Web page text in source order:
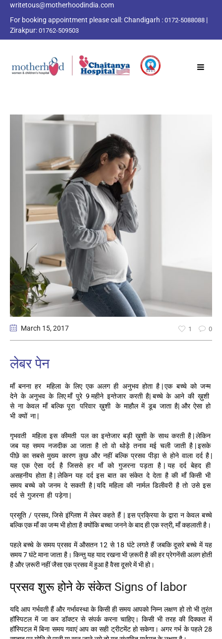
writetous@motherhoodindia.com
For booking appointment please call:Chandigarh : 0172-5088088 |
Zirakpur: 01762-509503
March 15, 2017 1 0
लेबर पेन
माँ बनना हर महिला के लिए एक अलग ही अनुभव होता है | एक बच्चे को जन्म
देने के अनुभव के लिए माँ पुरे 9 महीने इन्तेजार करती है| बच्चे के आने की ख़ुशी
से ना केवल माँ बल्कि पूरा परिवार ख़ुशी के माहौल में डूब जाता है| और ऐसा हो
भी क्यों ना |
गृभवती महिला इस कीमती पल का इन्तेजार बड़ी ख़ुशी के साथ करती है | लेकिन
जब यह समय नजदीक आ जाता है तो वो थोड़े तनाव मई चली जाती है | इसके
पीछे का सबसे मुख्य कारण कुछ और नहीं बल्कि प्रसव पीड़ा से होने वाला दर्द है |
यह एक ऐसा दर्द है जिससे हर माँ को गुजरना पड़ता है | यह दर्द बेहद ही
असहनीय होता है | लेकिन यह दर्द इस बात का संकेत दे देता है की माँ किसी भी
समय बच्चे को जनम दे सकती है | यदि महिला की नार्मल डिलीवरी है तो उसे इस
दर्द से गुजरना ही पड़ेगा |
प्रसूति / प्रसव, जिसे इंग्लिश में लेबर कहते हैं | इस प्रक्रिया के द्वारा न केवल बच्चे
बल्कि एक माँ का जन्म भी होता है क्योंकि बच्चा जनने के बाद ही एक स्त्री, माँ कहलाती है।
पहले बच्चे के समय प्रसव में औसतन 12 से 18 घंटे लगते हैं जबकि दूसरे बच्चे में यह
समय 7 घंटे माना जाता है। किन्तु यह याद रखना भी ज़रूरी है की हर प्रेगनेंसी अलग होती
है और ज़रूरी नहीं जैसा एक प्रसव में हुआ है वैसा दूसरे में भी हो।
प्रसव शुरू होने के संकेत Signs of labor
यदि आप गर्भवती हैं और गर्भावस्था के किसी ही समय आपको निम्न लक्षण हो तो भी तुरंत
हॉस्पिटल में जा कर डॉक्टर से संपर्क करना चाहिए। किसी भी तरह की दिक्कत में
हॉस्पिटल में बिना समय गवाएं आप का सही ट्रीटमेंट हो सकेगा। अगर गर्भ के पहले 28